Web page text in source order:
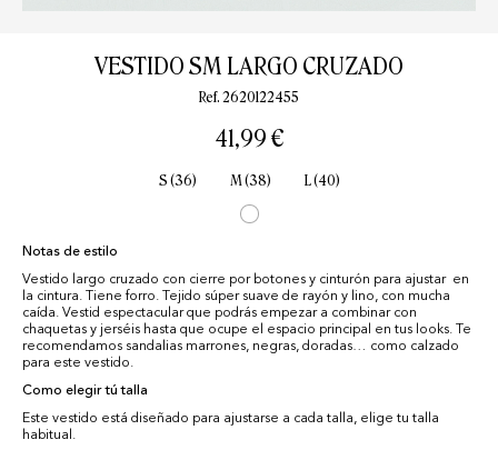
VESTIDO SM LARGO CRUZADO
Ref. 2620122455
41,99 €
S (36) M (38) L (40)
Notas de estilo
Vestido largo cruzado con cierre por botones y cinturón para ajustar en
la cintura. Tiene forro. Tejido súper suave de rayón y lino, con mucha
caída. Vestid espectacular que podrás empezar a combinar con
chaquetas y jerséis hasta que ocupe el espacio principal en tus looks. Te
recomendamos sandalias marrones, negras, doradas… como calzado
para este vestido.
Como elegir tú talla
Este vestido está diseñado para ajustarse a cada talla, elige tu talla
habitual.